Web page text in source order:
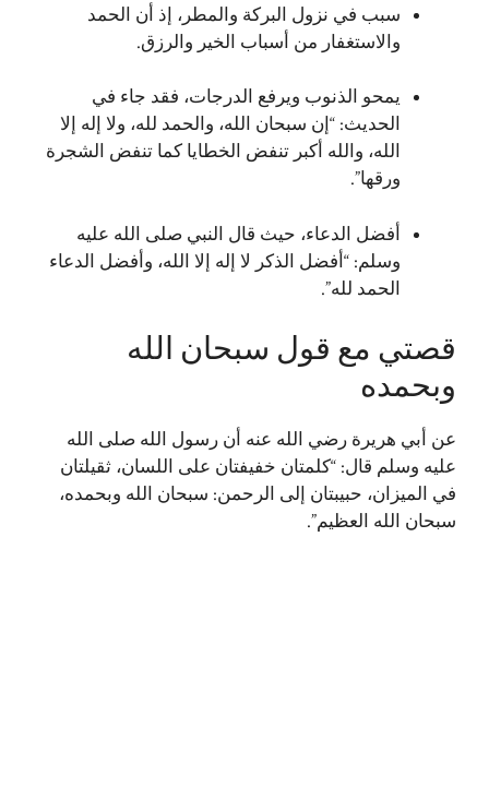
سبب في نزول البركة والمطر، إذ أن الحمد
والاستغفار من أسباب الخير والرزق.
يمحو الذنوب ويرفع الدرجات، فقد جاء في
الحديث: “إن سبحان الله، والحمد لله، ولا إله إلا
الله، والله أكبر تنفض الخطايا كما تنفض الشجرة
ورقها”.
أفضل الدعاء، حيث قال النبي صلى الله عليه
وسلم: “أفضل الذكر لا إله إلا الله، وأفضل الدعاء
الحمد لله”.
قصتي مع قول سبحان الله
وبحمده
عن أبي هريرة رضي الله عنه أن رسول الله صلى الله
عليه وسلم قال: “كلمتان خفيفتان على اللسان، ثقيلتان
في الميزان، حبيبتان إلى الرحمن: سبحان الله وبحمده،
سبحان الله العظيم”.